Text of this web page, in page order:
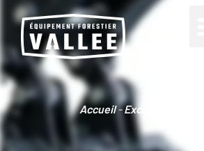
Accueil-Excavatrices